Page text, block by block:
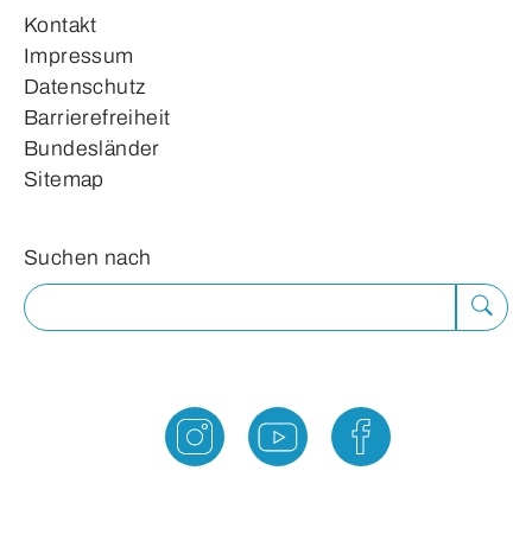
Kontakt
Impressum
Datenschutz
Barrierefreiheit
Bundesländer
Sitemap
Suchformular
Suchen nach
Suche